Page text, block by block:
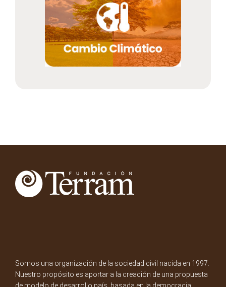
Somos una organización de la sociedad civil nacida en 1997.
Nuestro propósito es aportar a la creación de una propuesta